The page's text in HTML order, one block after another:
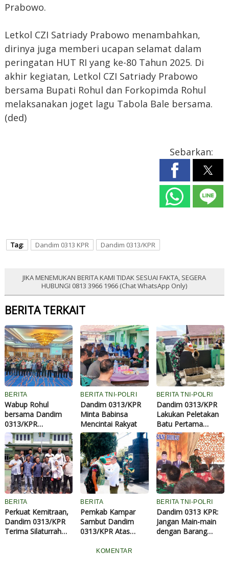
Prabowo.
Letkol CZI Satriady Prabowo menambahkan,
dirinya juga memberi ucapan selamat dalam
peringatan HUT RI yang ke-80 Tahun 2025. Di
akhir kegiatan, Letkol CZI Satriady Prabowo
bersama Bupati Rohul dan Forkopimda Rohul
melaksanakan joget lagu Tabola Bale bersama.
(ded)
Sebarkan:
Tag: Dandim 0313 KPR Dandim 0313/KPR
JIKA MENEMUKAN BERITA KAMI TIDAK SESUAI FAKTA, SEGERA
HUBUNGI 0813 3966 1966 (Chat WhatsApp Only)
BERITA TERKAIT
BERITA
Wabup Rohul
bersama Dandim
0313/KPR
Sosialisasi
Pembentukan
Koperasi Desa
Merah Putih
BERITA TNI-POLRI
Dandim 0313/KPR
Minta Babinsa
Mencintai Rakyat
BERITA TNI-POLRI
Dandim 0313/KPR
Lakukan Peletakan
Batu Pertama
Renovasi
Perumahan dan
Santuni Anak Yatim
BERITA
Perkuat Kemitraan,
Dandim 0313/KPR
Terima Silaturrahmi
BERITA
Pemkab Kampar
Sambut Dandim
0313/KPR Atas
TMMD Ke-121 di
BERITA TNI-POLRI
Dandim 0313 KPR:
Jangan Main-main
dengan Barang
KOMENTAR